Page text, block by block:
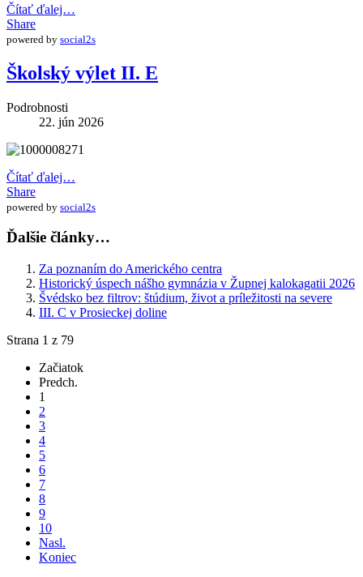
Čítať ďalej…
Share
powered by social2s
Školský výlet II. E
Podrobnosti
22. jún 2026
Čítať ďalej…
Share
powered by social2s
Ďalšie články…
Za poznaním do Amerického centra
Historický úspech nášho gymnázia v Župnej kalokagatii 2026
Švédsko bez filtrov: štúdium, život a príležitosti na severe
III. C v Prosieckej doline
Strana 1 z 79
Začiatok
Predch.
1
2
3
4
5
6
7
8
9
10
Nasl.
Koniec